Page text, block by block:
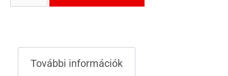
További információk